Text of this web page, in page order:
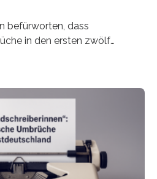
befürworten, dass
in den ersten zwölf
emotional und politisch
des Landes, und
Gersdorf für
Institut der
Menschen in Deutschland
denken und
Konfession, Region und